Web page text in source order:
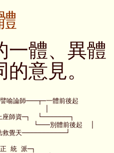
體、異體
意見。
一體前後起
│
師資─┐  └───────┐
└───別體前後起  │
覺天───────────┘
統 派─┐